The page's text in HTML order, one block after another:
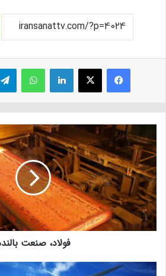
فیسبوک ایکس لینکداین واتس آپ
فولاد، صنعت